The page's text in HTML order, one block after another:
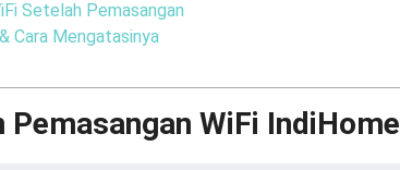
Setelah Pemasangan
Cara Mengatasinya
WiFi IndiHome